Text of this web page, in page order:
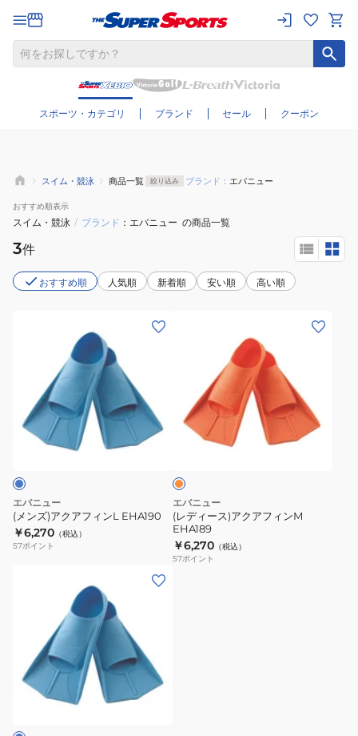
スポーツ・カテゴリ ブランド セール クーポン
さらに絞り込む
スイム・競泳 商品一覧 絞り込み ブランド： エバニュー
おすすめ順表示
スイム・競泳 / ブランド エバニュー の商品一覧
3件
おすすめ順 人気順 新着順 安い順 高い順
ン
L
EHA190
エバニュー
(メンズ)アクアフィンL EHA190
￥6,270 （税込）
57ポイント
ア
フ
ィ
ン
M
EHA189
レ
エバニュー
(レディース)アクアフィンM
EHA189
￥6,270 （税込）
57ポイント
ア